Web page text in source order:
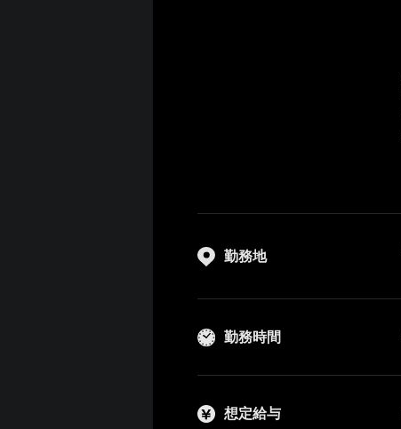
勤務地
勤務時間
想定給与